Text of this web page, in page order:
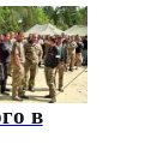
в